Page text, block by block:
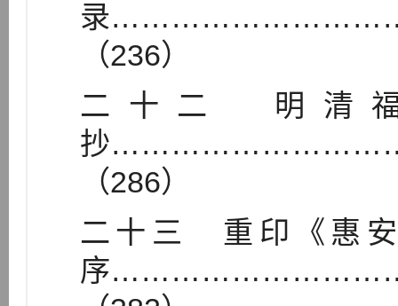
录
（236）
二十二 明清
抄
（286）
二十三 重印《惠
序